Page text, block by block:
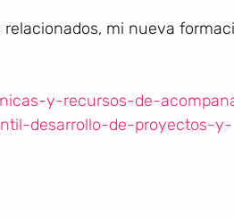
mi nueva
y-recursos-de-
desarrollo-de-proyectos-y-